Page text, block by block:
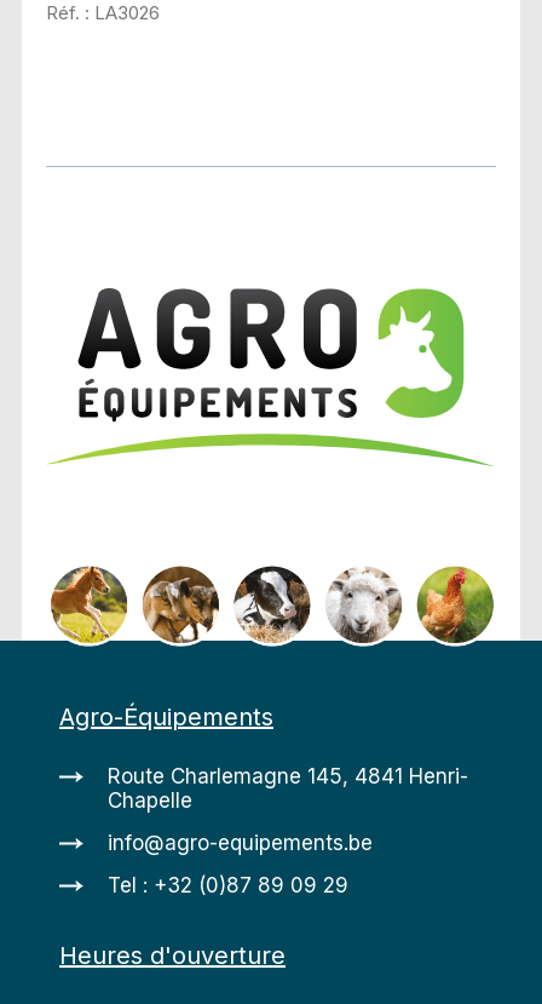
Réf. : LA3026
Agro-Équipements
Route Charlemagne 145, 4841 Henri-
Chapelle
info@agro-equipements.be
Tel : +32 (0)87 89 09 29
Heures d'ouverture